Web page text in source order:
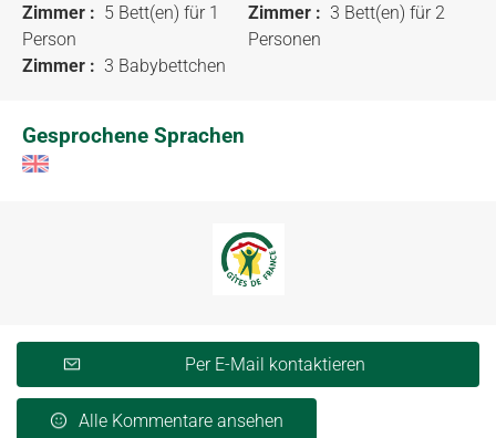
Zimmer : 5 Bett(en) für 1
Person
Zimmer : 3 Bett(en) für 2
Personen
Zimmer : 3 Babybettchen
Gesprochene Sprachen
Per E-Mail kontaktieren
Alle Kommentare ansehen